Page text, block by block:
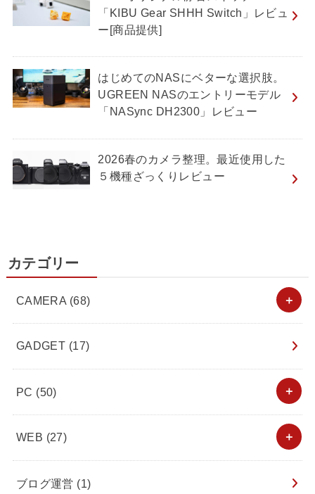
「KIBU Gear SHHH Switch」レビュ
ー[商品提供]
はじめてのNASにベターな選択肢。
UGREEN NASのエントリーモデル
「NASync DH2300」レビュー
2026春のカメラ整理。最近使用した
５機種ざっくりレビュー
カテゴリー
CAMERA (68)
GADGET (17)
PC (50)
WEB (27)
ブログ運営 (1)